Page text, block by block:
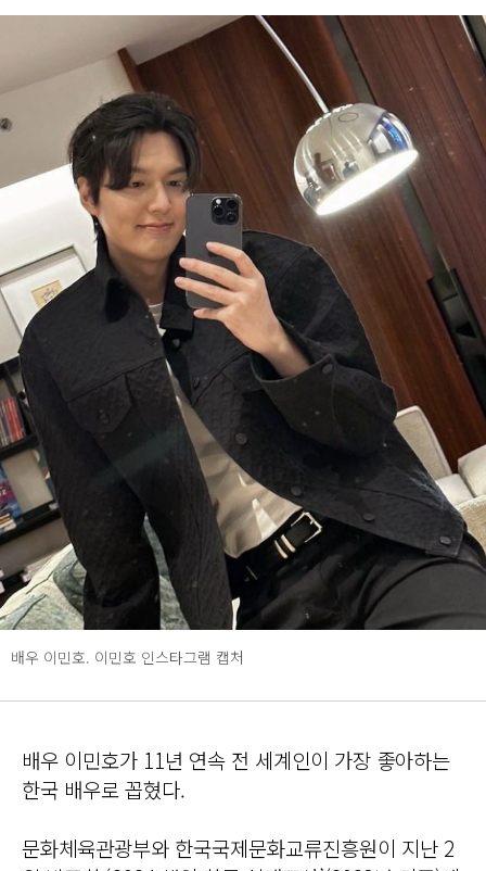
배우 이민호. 이민호 인스타그램 캡처
배우 이민호가 11년 연속 전 세계인이 가장 좋아하는
한국 배우로 꼽혔다.
문화체육관광부와 한국국제문화교류진흥원이 지난 2